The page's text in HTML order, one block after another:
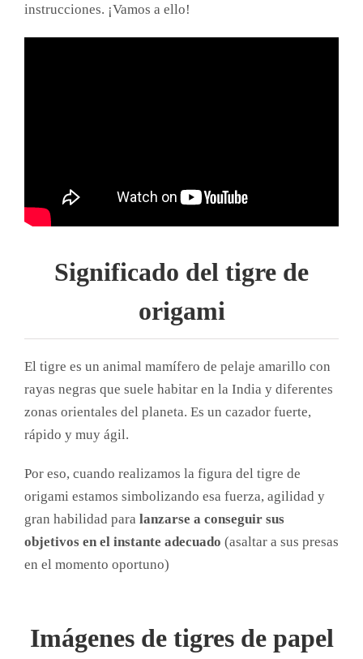
instrucciones. ¡Vamos a ello!
Significado del tigre de
origami
El tigre es un animal mamífero de pelaje amarillo con
rayas negras que suele habitar en la India y diferentes
zonas orientales del planeta. Es un cazador fuerte,
rápido y muy ágil.
Por eso, cuando realizamos la figura del tigre de
origami estamos simbolizando esa fuerza, agilidad y
gran habilidad para lanzarse a conseguir sus
objetivos en el instante adecuado (asaltar a sus presas
en el momento oportuno)
Imágenes de tigres de papel